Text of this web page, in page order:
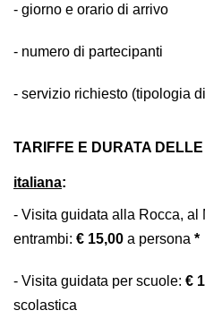
- giorno e orario di arrivo
- numero di partecipanti
- servizio richiesto (tipologia
TARIFFE E DURATA
italiana:
- Visita guidata alla Rocca, al
entrambi: € 15,00 a persona *
- Visita guidata per scuole: €
scolastica